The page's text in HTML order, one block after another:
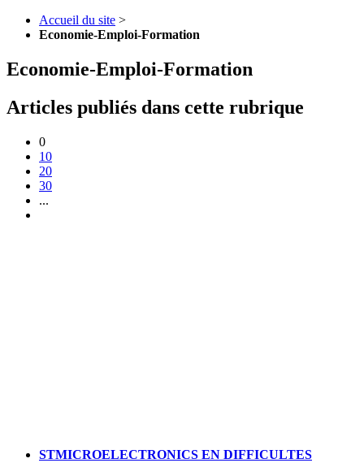
Accueil du site >
Economie-Emploi-Formation
Economie-Emploi-Formation
Articles publiés dans cette rubrique
0
10
20
30
...
STMICROELECTRONICS EN DIFFICULTES